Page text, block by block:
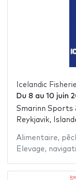
Icelandic
Du 8 au 10 juin
Smarinn Sports
Reykjavik,
Alimentaire,
Elevage,